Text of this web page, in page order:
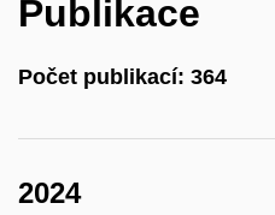
Publikace
Počet publikací: 364
2024